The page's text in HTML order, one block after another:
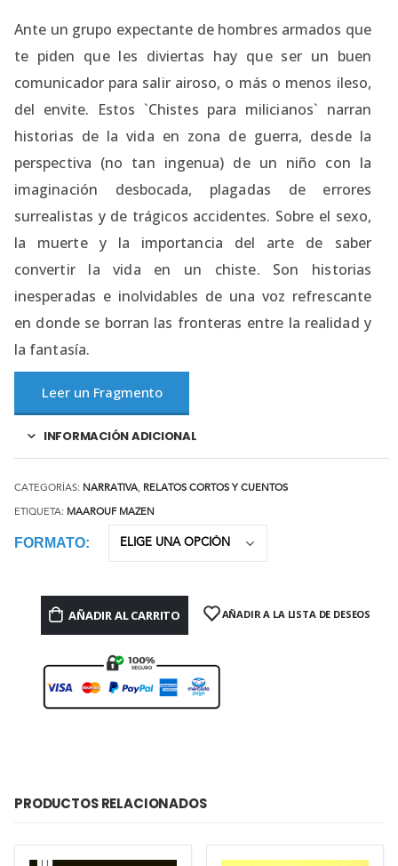
Ante un grupo expectante de hombres armados que
te piden que les diviertas hay que ser un buen
comunicador para salir airoso, o más o menos ileso,
del envite. Estos `Chistes para milicianos` narran
historias de la vida en zona de guerra, desde la
perspectiva (no tan ingenua) de un niño con la
imaginación desbocada, plagadas de errores
surrealistas y de trágicos accidentes. Sobre el sexo,
la muerte y la importancia del arte de saber
convertir la vida en un chiste. Son historias
inesperadas e inolvidables de una voz refrescante
en donde se borran las fronteras entre la realidad y
la fantasía.
Leer un Fragmento
INFORMACIÓN ADICIONAL
CATEGORÍAS: NARRATIVA, RELATOS CORTOS Y CUENTOS
ETIQUETA: MAAROUF MAZEN
FORMATO
AÑADIR AL CARRITO AÑADIR A LA LISTA DE DESEOS
PRODUCTOS RELACIONADOS